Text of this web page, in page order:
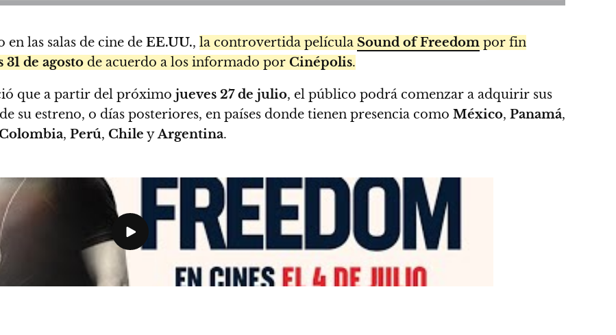
las salas de cine de EE.UU., la controvertida película Sound of Freedom por fin
31 de agosto de acuerdo a los informado por Cinépolis.
que a partir del próximo jueves 27 de julio, el público podrá comenzar a adquirir sus
su estreno, o días posteriores, en países donde tienen presencia como México, Panamá,
, Perú, Chile yArgentina.